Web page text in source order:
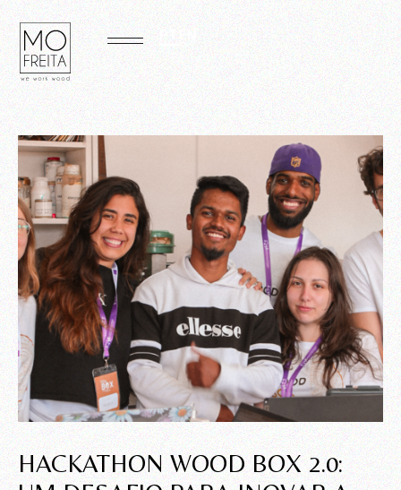
PT EN
HACKATHON WOOD BOX 2.0: